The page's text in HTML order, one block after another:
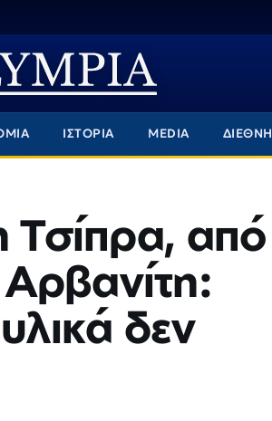
ΙΣΤΟΡΙΑ MEDIA ΔΙΕΘΝΗ
Τσίπρα, από
δεν